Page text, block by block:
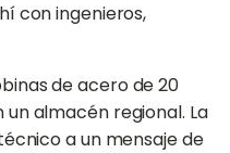
con ingenieros,
de acero de 20
almacén regional. La
a un mensaje de